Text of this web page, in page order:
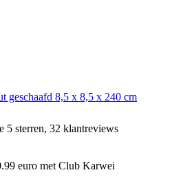
geschaafd 8,5 x 8,5 x 240 cm
5 sterren, 32 klantreviews
euro met Club Karwei